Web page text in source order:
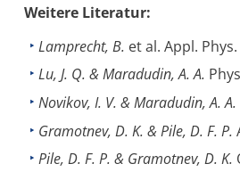
Weitere Literatur:
Lamprecht, B. et al. Appl.
Lu, J. Q. & Maradudin, A. A.
Novikov, I. V. & Maradudin, A. A.
Gramotnev, D. K. & Pile, D. F. P.
Pile, D. F. P. & Gramotnev, D. K.